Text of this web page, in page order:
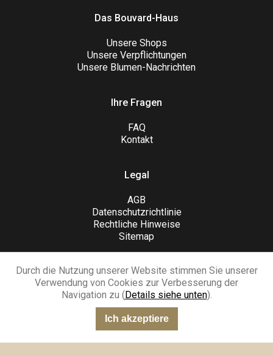
Das Bouvard-Haus
Unsere Shops
Unsere Verpflichtungen
Unsere Blumen-Nachrichten
Ihre Fragen
FAQ
Kontakt
Legal
AGB
Datenschutzrichtlinie
Rechtliche Hinweise
Sitemap
SCHLIESSEN SIE SICH UNS AN
Durch die Nutzung unserer Website stimmen Sie unserer
Verwendung von Cookies zur Verbesserung der
Navigation zu (Details siehe unten).
Ich akzeptiere
“Sehr gut”